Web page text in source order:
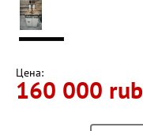
Цена:
160 000 rub